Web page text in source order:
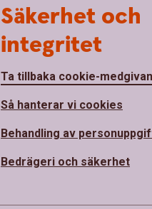
Säkerhet och
integritet
Ta tillbaka cookie-
Så hanterar vi cookies
Behandling av
Bedrägeri och säkerhet